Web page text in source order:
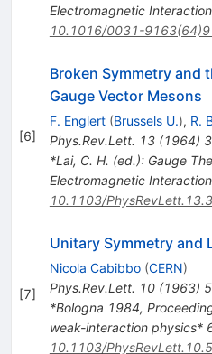
Electromagnetic
10.1016/0031-
[6]
Broken Symmetry and
Gauge Vector Mesons
F. Englert (Brussels U.), R.
Phys.Rev.Lett. 13(1964)
*Lai, C. H. (ed.): Gauge
Electromagnetic
10.1103/
[7]
Unitary Symmetry and
Nicola Cabibbo (CERN)
Phys.Rev.Lett. 10(1963)
*Bologna 1984,
weak-interaction physics*
10.1103/